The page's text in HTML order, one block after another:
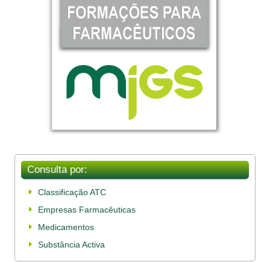
Consulta por:
Classificação ATC
Empresas Farmacêuticas
Medicamentos
Substância Activa